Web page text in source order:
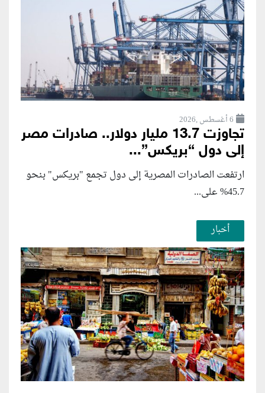
6 أغسطس ,2026
تجاوزت 13.7 مليار دولار.. صادرات مصر
إلى دول “بريكس”...
ارتفعت الصادرات المصرية إلى دول تجمع "بريكس" بنحو
45.7% على...
أخبار